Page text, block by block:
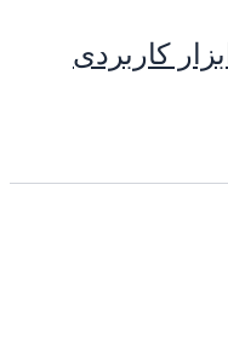
کاربردی